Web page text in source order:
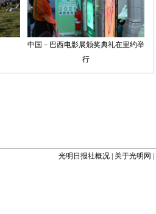
光明日报社概况 关于光明网